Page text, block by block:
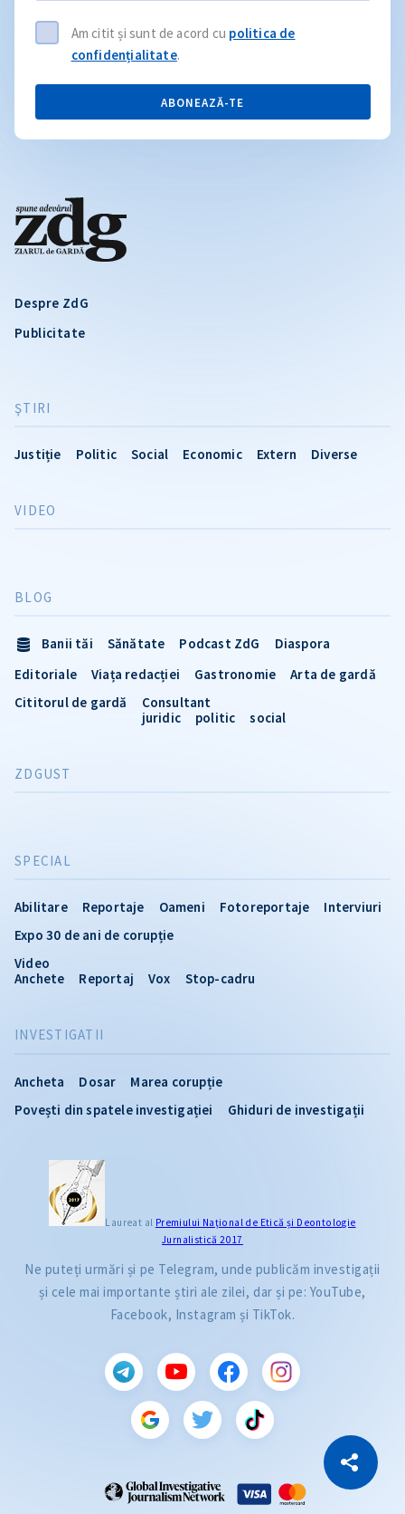
Copiază Link
Despre ZdG
Publicitate
ŞTIRI
Justiție Politic Social Economic Extern Diverse
INVESTIGATII
Ancheta Dosar
Marea corupție
Povești din spatele investigației
Ghiduri de investigații
VIDEO
SPECIAL
Abilitare Reportaje Oameni Fotoreportaje
Interviuri
Expo 30 de ani de corupție
Video
Anchete
Reportaj Vox Stop-cadru
BLOG
Banii tăi Sănătate Podcast ZdG
Diaspora
Editoriale
Viața redacției Gastronomie
Arta de gardă
Cititorul de gardă
Consultant
juridic
politic social
ZDGUST
Am citit și sunt de acord cu politica de
confidențialitate.
ABONEAZĂ-TE
Laureat al Premiului Naţional de Etică și Deontologie
Jurnalistică 2017
Ne puteți urmări și pe Telegram, unde publicăm investigații
și cele mai importante știri ale zilei, dar și pe: YouTube,
Facebook, Instagram și TikTok.